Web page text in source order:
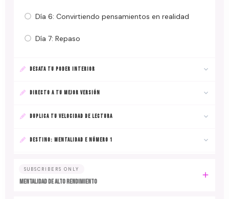
Día 6: Convirtiendo pensamientos en realidad
Día 7: Repaso
DESATA TU PODER INTERIOR
DIRECTO A TU MEJOR VERSIÓN
DUPLICA TU VELOCIDAD DE LECTURA
DESTINO: MENTALIDAD E NÚMERO 1
SUBSCRIBERS ONLY
MENTALIDAD DE ALTO RENDIMIENTO